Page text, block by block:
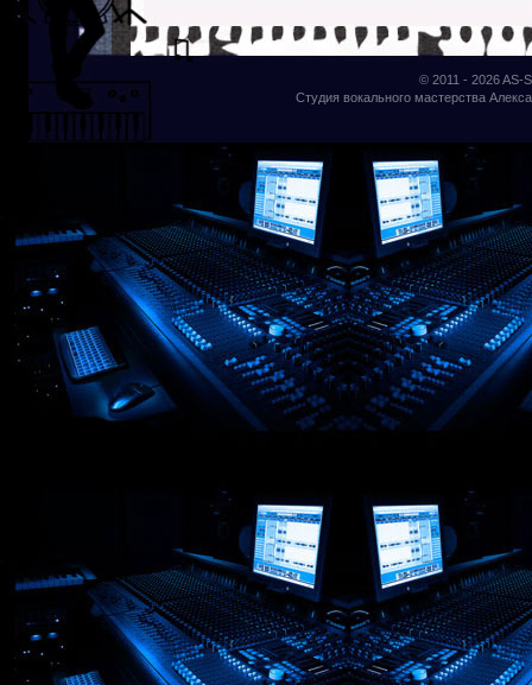
© 2011 - 2026AS-
Студия вокального мастерства